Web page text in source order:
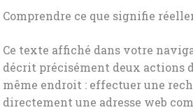
Comprendre ce que signifie
Ce texte affiché dans votre
décrit précisément deux actions
même endroit : effectuer une
directement une adresse web